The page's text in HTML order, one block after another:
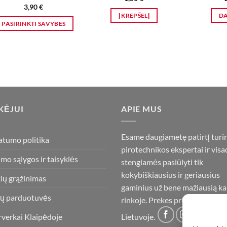
3,90€
PASIRINKTI SAVYBES
chosen
the
product
Į KREPŠELĮ
politika
sąlygos ir taisyklės
grąžinimas
parduotuvės
Klaipėdoje
APIE MUS
Esame daugiametę patirtį
pirotechnikos ekspertai ir
stengiamės pasiūlyti tik
kokybiškiausius ir geriausius
gaminius už bene mažiausią
rinkoje. Prekes pristatome
Lietuvoje.